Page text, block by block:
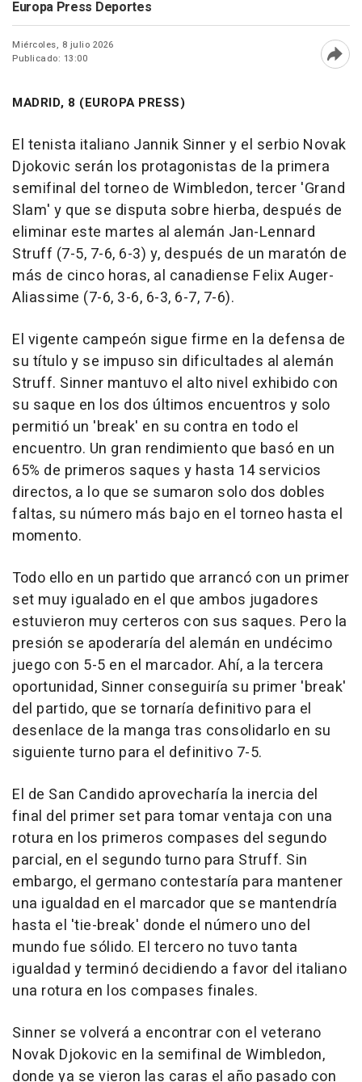
Europa Press Deportes
Miércoles, 8 julio 2026
Publicado: 13:00
MADRID, 8 (EUROPA PRESS)
El tenista italiano Jannik Sinner y el serbio Novak
Djokovic serán los protagonistas de la primera
semifinal del torneo de Wimbledon, tercer 'Grand
Slam' y que se disputa sobre hierba, después de
eliminar este martes al alemán Jan-Lennard
Struff (7-5, 7-6, 6-3) y, después de un maratón de
más de cinco horas, al canadiense Felix Auger-
Aliassime (7-6, 3-6, 6-3, 6-7, 7-6).
El vigente campeón sigue firme en la defensa de
su título y se impuso sin dificultades al alemán
Struff. Sinner mantuvo el alto nivel exhibido con
su saque en los dos últimos encuentros y solo
permitió un 'break' en su contra en todo el
encuentro. Un gran rendimiento que basó en un
65% de primeros saques y hasta 14 servicios
directos, a lo que se sumaron solo dos dobles
faltas, su número más bajo en el torneo hasta el
momento.
Todo ello en un partido que arrancó con un primer
set muy igualado en el que ambos jugadores
estuvieron muy certeros con sus saques. Pero la
presión se apoderaría del alemán en undécimo
juego con 5-5 en el marcador. Ahí, a la tercera
oportunidad, Sinner conseguiría su primer 'break'
del partido, que se tornaría definitivo para el
desenlace de la manga tras consolidarlo en su
siguiente turno para el definitivo 7-5.
El de San Candido aprovecharía la inercia del
final del primer set para tomar ventaja con una
rotura en los primeros compases del segundo
parcial, en el segundo turno para Struff. Sin
embargo, el germano contestaría para mantener
una igualdad en el marcador que se mantendría
hasta el 'tie-break' donde el número uno del
mundo fue sólido. El tercero no tuvo tanta
igualdad y terminó decidiendo a favor del italiano
una rotura en los compases finales.
Sinner se volverá a encontrar con el veterano
Novak Djokovic en la semifinal de Wimbledon,
donde ya se vieron las caras el año pasado con